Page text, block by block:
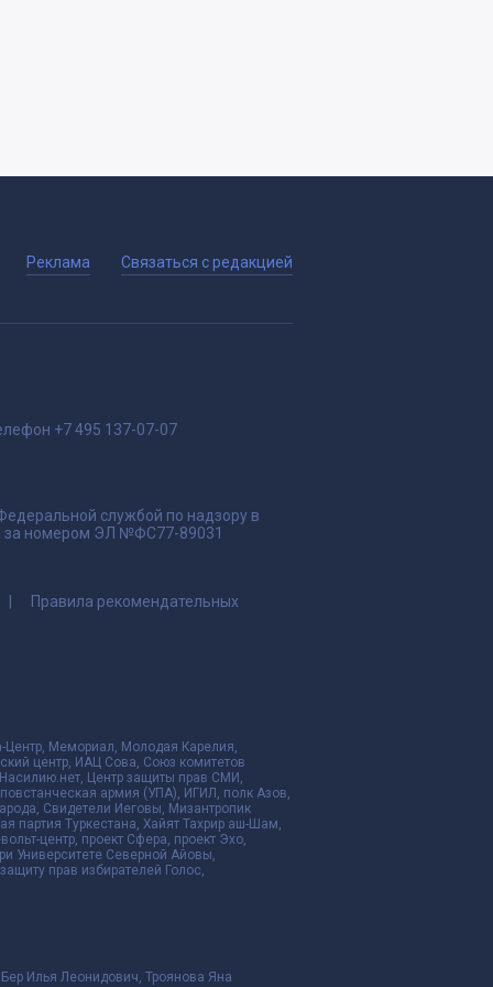
Реклама Связаться с редакцией
+7 495 137-07-07
службой по надзору в
за номером ЭЛ №ФС77-89031
Правила рекомендательных
Центр, Мемориал, Молодая Карелия,
центр, ИАЦ Сова, Союз комитетов
Центр защиты прав СМИ,
армия (УПА), ИГИЛ, полк Азов,
Свидетели Иеговы, Мизантропик
партия Туркестана, Хайят Тахрир аш-Шам,
центр, проект Сфера, проект Эхо,
Университете Северной Айовы,
прав избирателей Голос,
Илья Леонидович, Троянова Яна